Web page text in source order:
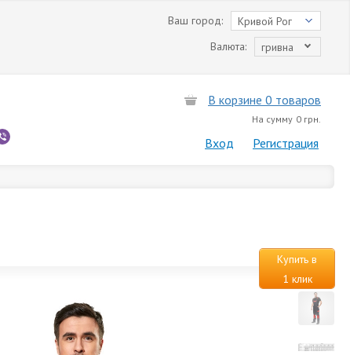
Кривой Рог
Ваш город:
гривна
Валюта:
В корзине 0 товаров
На сумму 0 грн.
Вход Регистрация
Купить в
1 клик